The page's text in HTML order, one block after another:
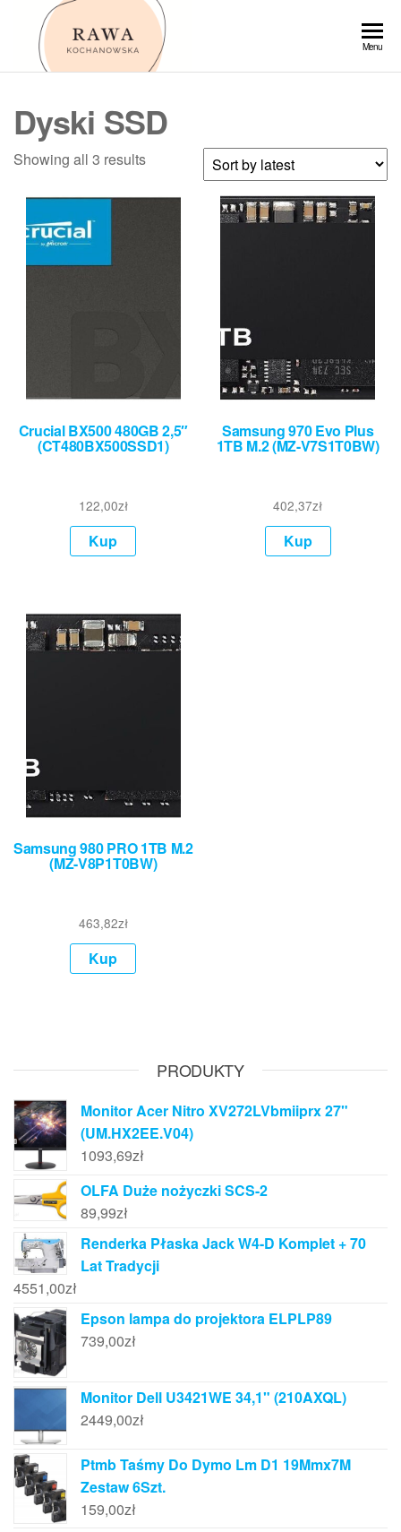
Przejdź
Menu
Dyski SSD
Showing all 3 results
Crucial BX500 480GB 2,5″
(CT480BX500SSD1)
122,00zł
Kup
Samsung 970 Evo Plus
1TB M.2 (MZ-V7S1T0BW)
402,37zł
Kup
Samsung 980 PRO 1TB M.2
(MZ-V8P1T0BW)
463,82zł
Kup
PRODUKTY
Monitor Acer Nitro XV272LVbmiiprx 27"
(UM.HX2EE.V04)
1093,69zł
OLFA Duże nożyczki SCS-2
89,99zł
Renderka Płaska Jack W4-D Komplet + 70
Lat Tradycji
4551,00zł
Epson lampa do projektora ELPLP89
739,00zł
Monitor Dell U3421WE 34,1" (210AXQL)
2449,00zł
Ptmb Taśmy Do Dymo Lm D1 19Mmx7M
Zestaw 6Szt.
159,00zł